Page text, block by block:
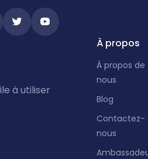
à utiliser
À propos
À propos de
nous
Blog
Contactez-
nous